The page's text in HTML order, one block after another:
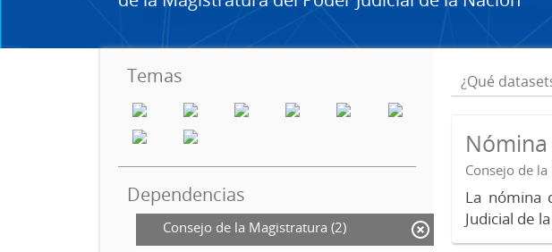
Temas
Dependencias
Consejo de la Magistratura (2)
Consejo de
La nómina
Judicial de